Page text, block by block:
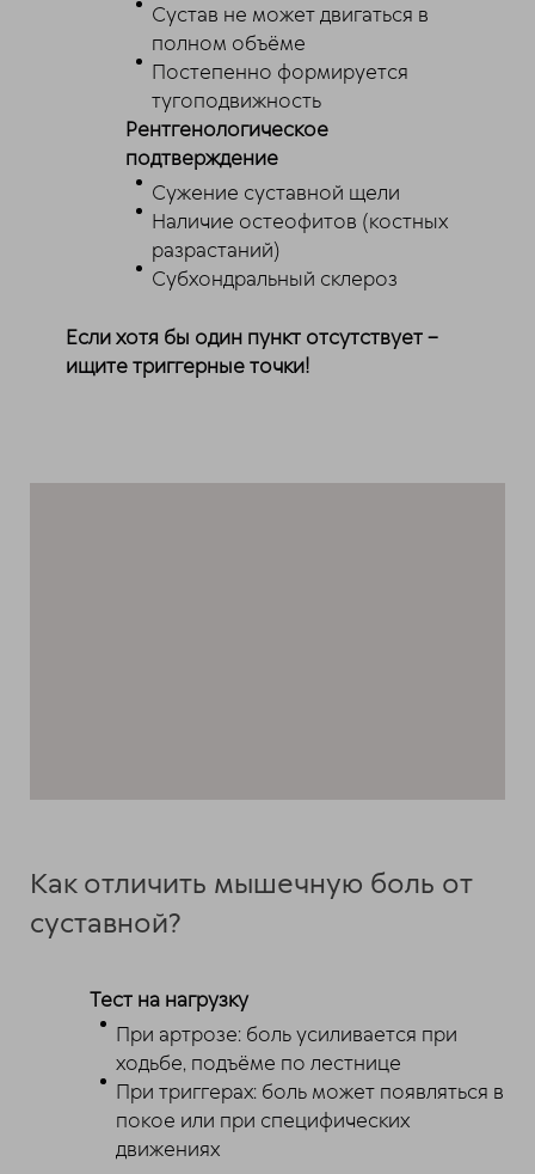
Сустав не может двигаться в
полном объёме
Постепенно формируется
тугоподвижность
Рентгенологическое
подтверждение
Сужение суставной щели
Наличие остеофитов (костных
разрастаний)
Субхондральный склероз
Если хотя бы один пункт отсутствует –
ищите триггерные точки!
Как отличить мышечную боль от
суставной?
Тест на нагрузку
При артрозе: боль усиливается при
ходьбе, подъёме по лестнице
При триггерах: боль может появляться в
покое или при специфических
движениях